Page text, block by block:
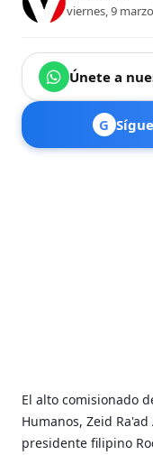
viernes, 9
Únete a
G
El alto comisionado
Humanos, Zeid
presidente filipino